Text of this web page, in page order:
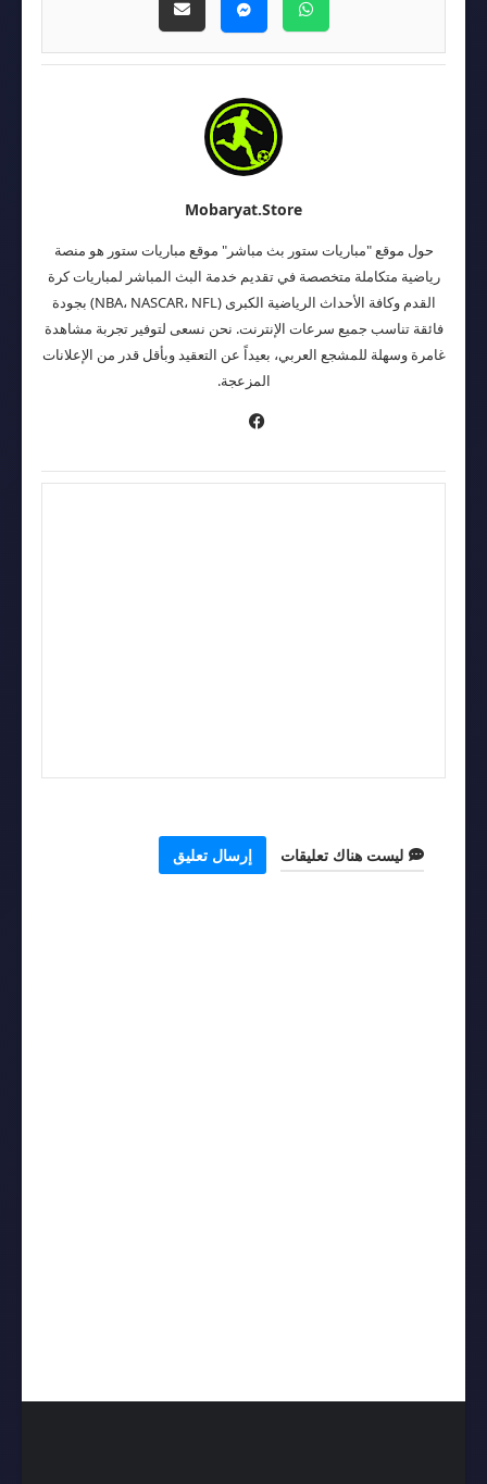
Mobaryat.store
حول موقع "مباريات ستور بث مباشر" موقع مباريات ستور هو منصة
رياضية متكاملة متخصصة في تقديم خدمة البث المباشر لمباريات كرة
القدم وكافة الأحداث الرياضية الكبرى (NBA، NASCAR، NFL) بجودة
فائقة تناسب جميع سرعات الإنترنت. نحن نسعى لتوفير تجربة مشاهدة
غامرة وسهلة للمشجع العربي، بعيداً عن التعقيد وبأقل قدر من الإعلانات
المزعجة.
ليست هناك تعليقات إرسال تعليق